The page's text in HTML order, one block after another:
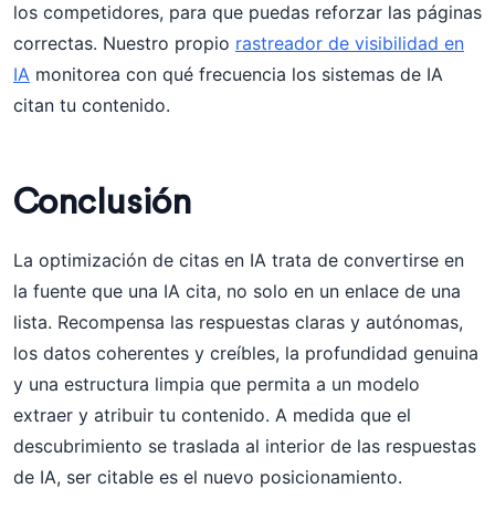
los competidores, para que puedas reforzar las páginas
correctas. Nuestro propio rastreador de visibilidad en
IA monitorea con qué frecuencia los sistemas de IA
citan tu contenido.
Conclusión
La optimización de citas en IA trata de convertirse en
la fuente que una IA cita, no solo en un enlace de una
lista. Recompensa las respuestas claras y autónomas,
los datos coherentes y creíbles, la profundidad genuina
y una estructura limpia que permita a un modelo
extraer y atribuir tu contenido. A medida que el
descubrimiento se traslada al interior de las respuestas
de IA, ser citable es el nuevo posicionamiento.